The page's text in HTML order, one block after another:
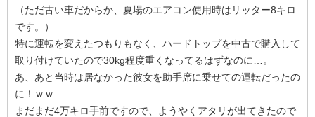
（ただ古い車だからか、夏場のエアコン使用時はリッター8キロ
です。）
特に運転を変えたつもりもなく、ハードトップを中古で購入して
取り付けていたので30kg程度重くなってるはずなのに…。
あ、あと当時は居なかった彼女を助手席に乗せての運転だったの
に！ｗｗ
まだまだ4万キロ手前ですので、ようやくアタリが出てきたので